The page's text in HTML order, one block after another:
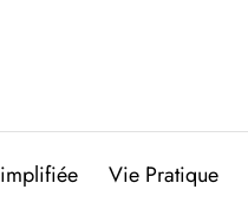
Vie Pratique